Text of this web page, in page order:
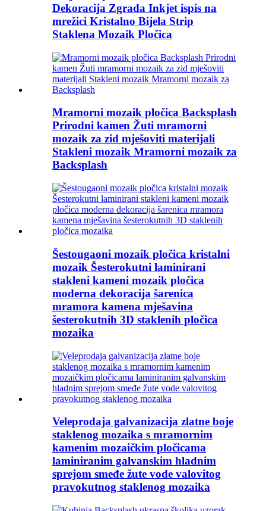
Dekoracija Zgrada Inkjet ispis na
mrežici Kristalno Bijela Strip
Staklena Mozaik Pločica
Mramorni mozaik pločica Backsplash
Prirodni kamen Žuti mramorni
mozaik za zid mješoviti materijali
Stakleni mozaik Mramorni mozaik za
Backsplash
Šestougaoni mozaik pločica kristalni
mozaik Šesterokutni laminirani
stakleni kameni mozaik pločica
moderna dekoracija šarenica
mramora kamena mješavina
šesterokutnih 3D staklenih pločica
mozaika
Veleprodaja galvanizacija zlatne boje
staklenog mozaika s mramornim
kamenim mozaičkim pločicama
laminiranim galvanskim hladnim
sprejom smeđe žute vode valovitog
pravokutnog staklenog mozaika